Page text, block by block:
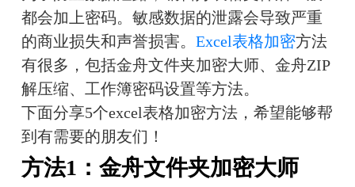
都会加上密码。敏感数据的泄露会导致严重
的商业损失和声誉损害。 Excel表格加密方法
有很多，包括金舟文件夹加密大师、金舟ZIP
解压缩、工作簿密码设置等方法。
下面分享5个excel表格加密方法，希望能够帮
到有需要的朋友们！
方法1：金舟文件夹加密大师